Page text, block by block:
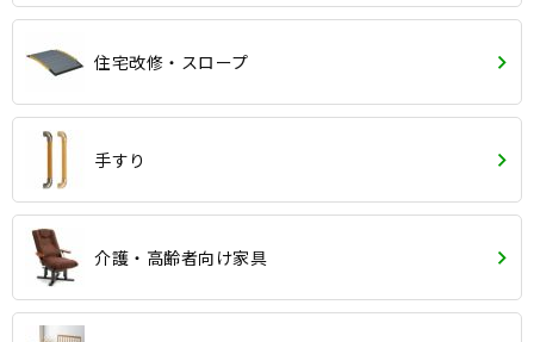
住宅改修・スロープ
手すり
介護・高齢者向け家具